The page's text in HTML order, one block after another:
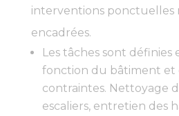
interventions ponctuelles
encadrées.
Les tâches sont définies
fonction du bâtiment et
contraintes. Nettoyage
escaliers, entretien des